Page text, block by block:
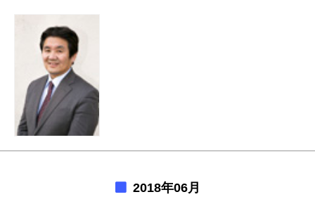
2018年06月